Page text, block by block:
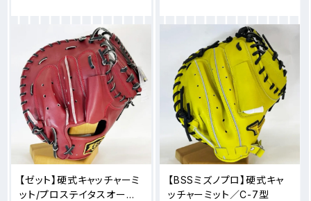
【ゼット】硬式キャッチャーミ
ット/プロステイタスオーダ
【BSSミズノプロ】硬式キャ
ッチャーミット／C-7型